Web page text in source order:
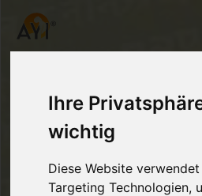
Ihre
wichtig
Diese Website
Targeting Technologien,